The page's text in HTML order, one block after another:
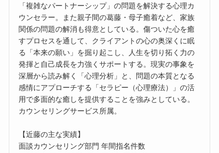
「複雑なパートナーシップ」の問題を解決する心理カ
ウンセラー。また親子間の葛藤・母子癒着など、家族
関係の問題の解消も得意としている。傷ついた心を癒
すプロセスを通して、クライアントの心の奥深くに眠
る「本来の願い」を掘り起こし、人生を切り拓く力の
発揮と自己成長を力強くサポートする。現実の事象を
深層から読み解く「心理分析」と、問題の本質となる
感情にアプローチする「セラピー（心理療法）」の活
用で多面的な癒しを提供することを強みとしている。
カウンセリングサービス所属。
【近藤の主な実績】
面談カウンセリング部門 年間指名件数